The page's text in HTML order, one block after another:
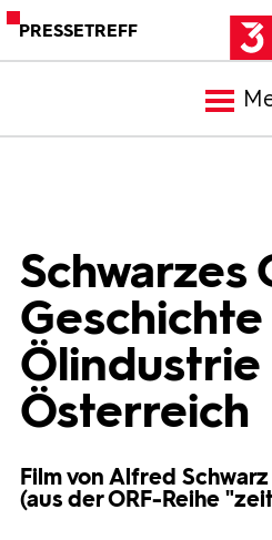
PRESSETREFF
Trailer
Schwarzes
Ölindustrie
Österreich
Film von Alfred Schwarz
(aus der ORF-Reihe